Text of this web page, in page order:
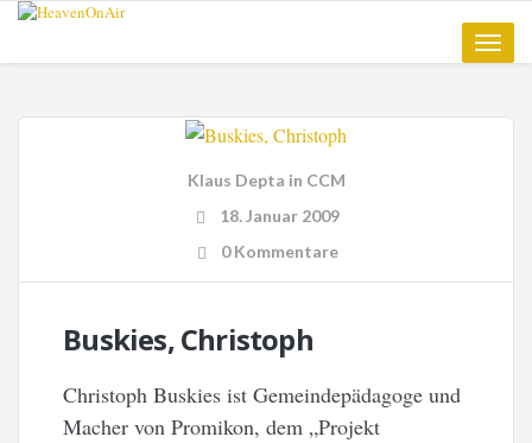
Toggle
Klaus Depta in CCM
18. Januar 2009
0 Kommentare
Buskies, Christoph
Christoph Buskies ist Gemeindepädagoge und
Macher von Promikon, dem „Projekt